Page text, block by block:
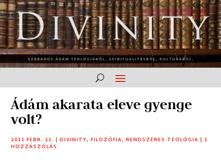
Ádám akarata eleve gyenge
volt?
2011 FEBR. 21. |DIVINITY,FILOZÓFIA,RENDSZERES TEOLÓGIA | 1
HOZZÁSZÓLÁS